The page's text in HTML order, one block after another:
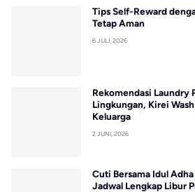
Tips Self-Reward
Tetap Aman
6 JULI, 2026
Rekomendasi Laundry
Lingkungan, Kirei
Keluarga
2 JUNI, 2026
Cuti Bersama Idul
Jadwal Lengkap Libur